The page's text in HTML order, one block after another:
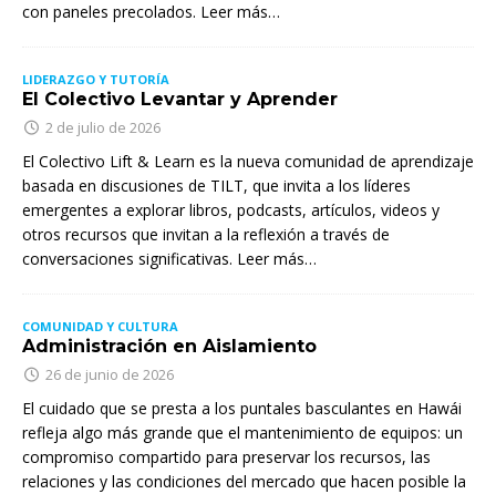
con paneles precolados. Leer más…
LIDERAZGO Y TUTORÍA
El Colectivo Levantar y Aprender
2 de julio de 2026
El Colectivo Lift & Learn es la nueva comunidad de aprendizaje
basada en discusiones de TILT, que invita a los líderes
emergentes a explorar libros, podcasts, artículos, videos y
otros recursos que invitan a la reflexión a través de
conversaciones significativas. Leer más…
COMUNIDAD Y CULTURA
Administración en Aislamiento
26 de junio de 2026
El cuidado que se presta a los puntales basculantes en Hawái
refleja algo más grande que el mantenimiento de equipos: un
compromiso compartido para preservar los recursos, las
relaciones y las condiciones del mercado que hacen posible la